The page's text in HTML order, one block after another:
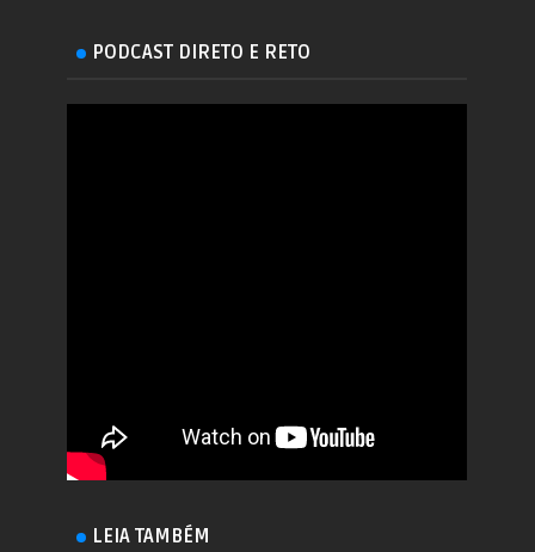
PODCAST DIRETO E RETO
LEIA TAMBÉM